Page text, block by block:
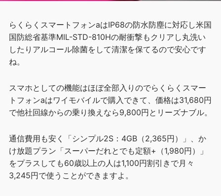
らくらくスマートフォンaはIP68の防水防塵に対応し米国
国防総省基準MIL-STD-810Hの耐衝撃もクリアし丸洗い
したりアルコール除菌をして清潔を保てるので安心です
ね。
スマホとしての機能はほぼ全部入りのでらくらくスマー
トフォンaはワイモバイルで購入できて、価格は31,680円
で他社回線からの乗り換えなら9,800円とリーズナブル。
通信費用も安く「シンプル2S：4GB（2,365円）」、か
け放題プラン「スーパーだれとでも定額+（1,980円）」
をプラスしても60歳以上の人は1,100円割引きで月々
3,245円で使うことができますよ。